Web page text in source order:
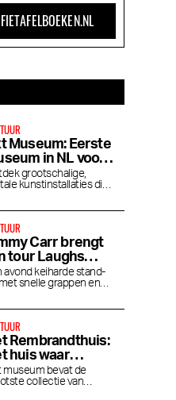
Museum: Eerste
in NL voor
mediakunst
grootschalige,
kunstinstallaties die
Carr brengt
tour Laughs
naar de RAI
avond keiharde stand-
snelle grappen en
Rembrandthuis:
huis waar
woonde
werkte
museum bevat de
collectie van